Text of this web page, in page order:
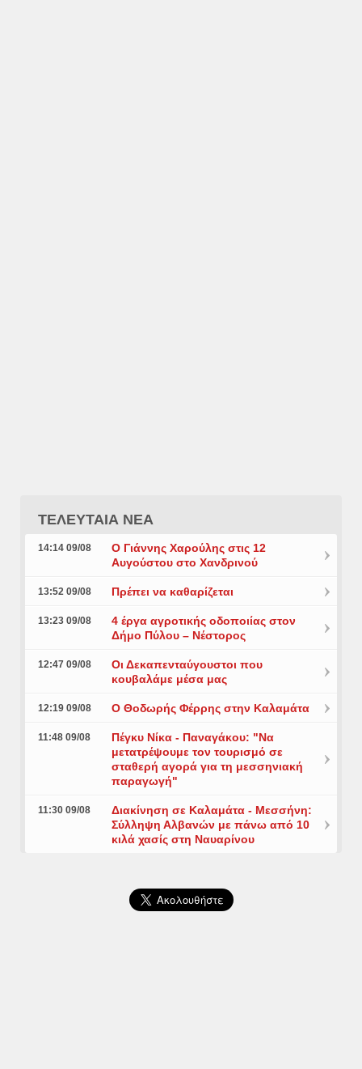
ΤΕΛΕΥΤΑΙΑ ΝΕΑ
14:14 09/08
Ο Γιάννης Χαρούλης στις 12
Αυγούστου στο Χανδρινού
13:52 09/08 Πρέπει να καθαρίζεται
13:23 09/08
4 έργα αγροτικής οδοποιίας στον
Δήμο Πύλου – Νέστορος
12:47 09/08
Οι Δεκαπενταύγουστοι που
κουβαλάμε μέσα μας
12:19 09/08 Ο Θοδωρής Φέρρης στην Καλαμάτα
11:48 09/08
Πέγκυ Νίκα - Παναγάκου: "Να
μετατρέψουμε τον τουρισμό σε
σταθερή αγορά για τη μεσσηνιακή
παραγωγή"
11:30 09/08
Διακίνηση σε Καλαμάτα - Μεσσήνη:
Σύλληψη Αλβανών με πάνω από 10
κιλά χασίς στη Ναυαρίνου